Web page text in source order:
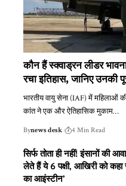
कौन हैं स्क्वाड्रन लीडर
रचा इतिहास, जानिए उनकी
भारतीय वायु सेना (IAF) में महिलाओं
कांत ने एक और ऐतिहासिक मुकाम…
Bynews desk 4 Min Read
सिर्फ तोता ही नहीं! इंसानों की
लेते हैं ये 6 पक्षी, आखिरी को कहा
का आइंस्टीन’